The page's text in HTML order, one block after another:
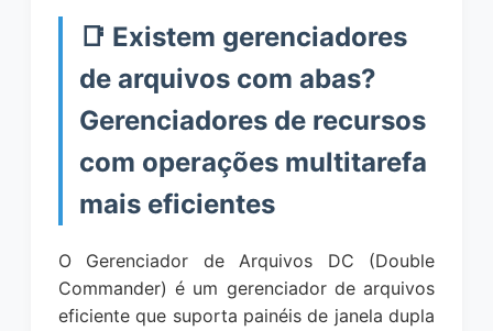
📑 Existem gerenciadores
de arquivos com abas?
Gerenciadores de recursos
com operações multitarefa
mais eficientes
O Gerenciador de Arquivos DC (Double
Commander) é um gerenciador de arquivos
eficiente que suporta painéis de janela dupla